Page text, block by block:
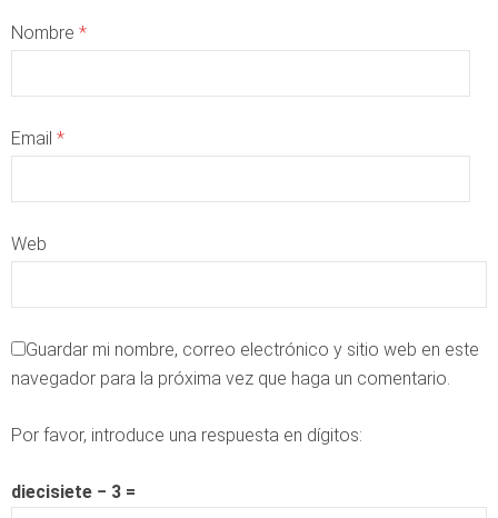
Nombre *
Email *
Web
Guardar mi nombre, correo electrónico y sitio web en este
navegador para la próxima vez que haga un comentario.
Por favor, introduce una respuesta en dígitos:
diecisiete − 3 =